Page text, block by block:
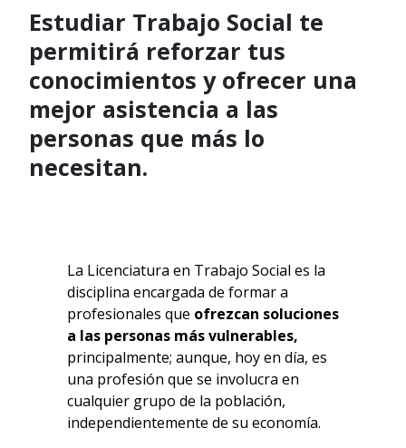
Estudiar Trabajo Social te
permitirá reforzar tus
conocimientos y ofrecer una
mejor asistencia a las
personas que más lo
necesitan.
La Licenciatura en Trabajo Social es la
disciplina encargada de formar a
profesionales que ofrezcan soluciones
a las personas más vulnerables,
principalmente; aunque, hoy en día, es
una profesión que se involucra en
cualquier grupo de la población,
independientemente de su economía.